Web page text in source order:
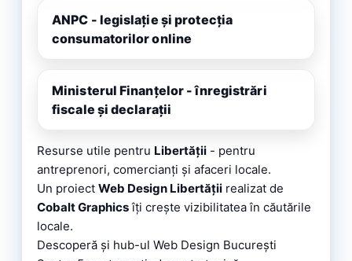
ANPC - legislație și protecția
consumatorilor online
Ministerul Finanțelor - înregistrări
fiscale și declarații
Resurse utile pentru Libertății - pentru
antreprenori, comercianți și afaceri locale.
Un proiect Web Design Libertății realizat de
Cobalt Graphicsîți crește vizibilitatea în căutările
locale.
Descoperă și hub-ul Web Design București